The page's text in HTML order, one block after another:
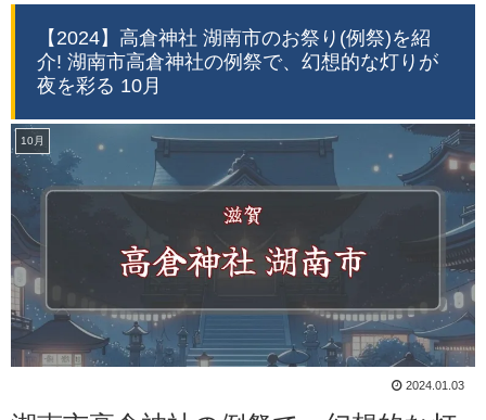
【2024】高倉神社 湖南市のお祭り(例祭)を紹
介! 湖南市高倉神社の例祭で、幻想的な灯りが
夜を彩る 10月
10月
2024.01.03